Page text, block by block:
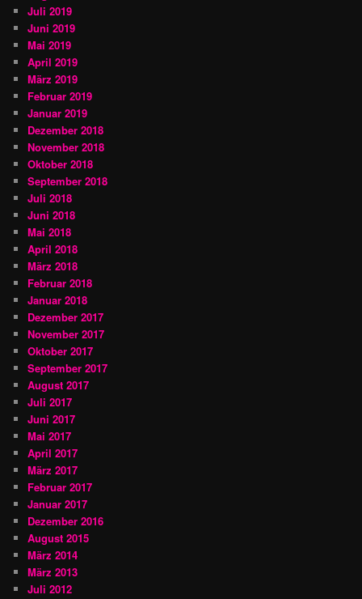
Juli 2019
Juni 2019
Mai 2019
April 2019
März 2019
Februar 2019
Januar 2019
Dezember 2018
November 2018
Oktober 2018
September 2018
Juli 2018
Juni 2018
Mai 2018
April 2018
März 2018
Februar 2018
Januar 2018
Dezember 2017
November 2017
Oktober 2017
September 2017
August 2017
Juli 2017
Juni 2017
Mai 2017
April 2017
März 2017
Februar 2017
Januar 2017
Dezember 2016
August 2015
März 2014
März 2013
Juli 2012